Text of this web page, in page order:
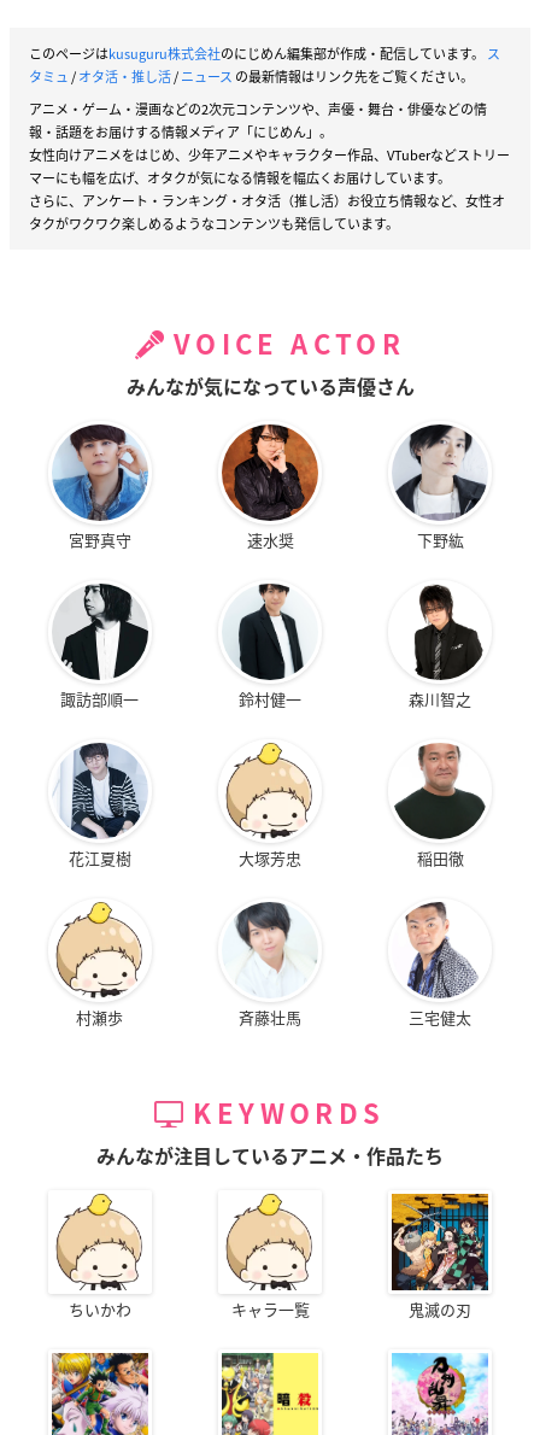
このページはkusuguru株式会社のにじめん編集部が作成・配信しています。 ス
タミュ/オタ活・推し活/ニュース の最新情報はリンク先をご覧ください。
アニメ・ゲーム・漫画などの2次元コンテンツや、声優・舞台・俳優などの情
報・話題をお届けする情報メディア「にじめん」。
女性向けアニメをはじめ、少年アニメやキャラクター作品、VTuberなどストリー
マーにも幅を広げ、オタクが気になる情報を幅広くお届けしています。
さらに、アンケート・ランキング・オタ活（推し活）お役立ち情報など、女性オ
タクがワクワク楽しめるようなコンテンツも発信しています。
VOICE ACTOR
みんなが気になっている声優さん
宮野真守 速水奨 下野紘
諏訪部順一 鈴村健一 森川智之
花江夏樹 大塚芳忠 稲田徹
村瀬歩 斉藤壮馬 三宅健太
KEYWORDS
みんなが注目しているアニメ・作品たち
ちいかわ キャラ一覧 鬼滅の刃